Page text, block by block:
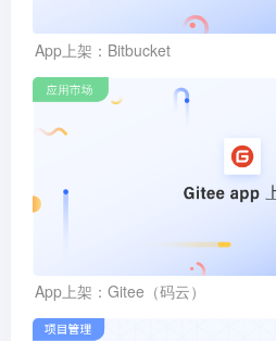
App上架：Bitbucket
App上架：Gitee（码云）